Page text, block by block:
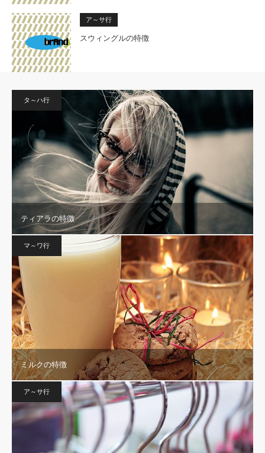
ア～サ行
スウィングルの特徴
タ～ハ行
ティアラの特徴
マ～ワ行
ミルクの特徴
ア～サ行